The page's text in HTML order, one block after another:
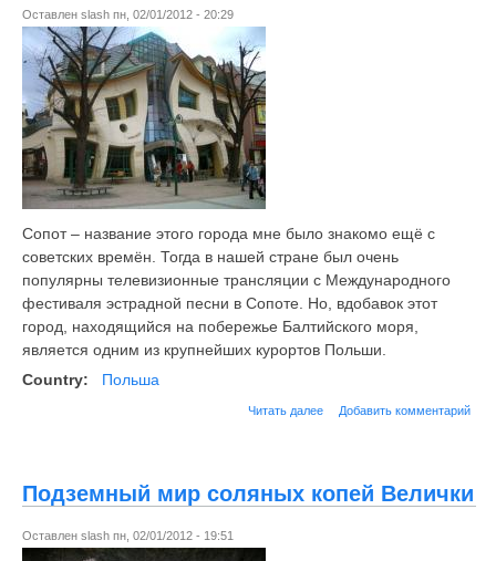
Оставлен slash пн, 02/01/2012 - 20:29
Сопот – название этого города мне было знакомо ещё с
советских времён. Тогда в нашей стране был очень
популярны телевизионные трансляции с Международного
фестиваля эстрадной песни в Сопоте. Но, вдобавок этот
город, находящийся на побережье Балтийского моря,
является одним из крупнейших курортов Польши.
Country:
Польша
Читать далее Добавить комментарий
Подземный мир соляных копей Велички
Оставлен slash пн, 02/01/2012 - 19:51